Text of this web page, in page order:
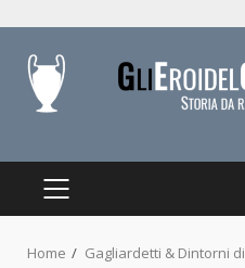
content
PRIMARY
Home
Gagliardetti & Dintorni